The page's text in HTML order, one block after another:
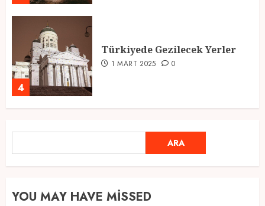
4
Türkiyede Gezilecek Yerler
1 MART 2025 0
Ramazan Ayı 2025: Manevi
Atmosfer ve Özel Hazırlıklar
ARA
YOU MAY HAVE MISSED